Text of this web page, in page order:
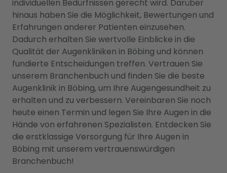
individuellen Bedürfnissen gerecht wird. Darüber
hinaus haben Sie die Möglichkeit, Bewertungen und
Erfahrungen anderer Patienten einzusehen.
Dadurch erhalten Sie wertvolle Einblicke in die
Qualität der Augenkliniken in Böbing und können
fundierte Entscheidungen treffen. Vertrauen Sie
unserem Branchenbuch und finden Sie die beste
Augenklinik in Böbing, um Ihre Augengesundheit zu
erhalten und zu verbessern. Vereinbaren Sie noch
heute einen Termin und legen Sie Ihre Augen in die
Hände von erfahrenen Spezialisten. Entdecken Sie
die erstklassige Versorgung für Ihre Augen in
Böbing mit unserem vertrauenswürdigen
Branchenbuch!